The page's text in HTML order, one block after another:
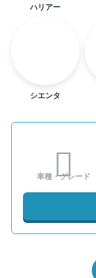
ハリアー
シエンタ
車種・グレード